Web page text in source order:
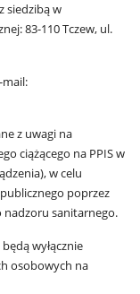
siedzibą w
83-110 Tczew, ul.
z uwagi na
ciążącego na PPIS w
w celu
poprzez
nadzoru sanitarnego.
wyłącznie
osobowych na